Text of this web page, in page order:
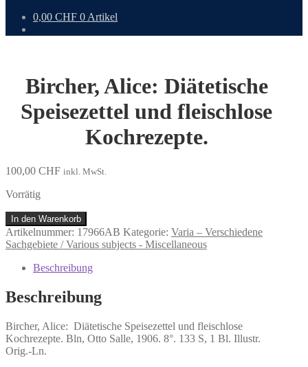
0,00 CHF 0 Artikel
Bircher, Alice: Diätetische
Speisezettel und fleischlose
Kochrezepte.
100,00 CHF inkl. MwSt.
Vorrätig
Bircher,
Alice:
Diätetische
Speisezettel
Kochrezepte.
Menge
In den Warenkorb
Artikelnummer: 17966AB Kategorie: Varia – Verschiedene
Sachgebiete / Various subjects - Miscellaneous
Beschreibung
Beschreibung
Bircher, Alice: Diätetische Speisezettel und fleischlose
Kochrezepte. Bln, Otto Salle, 1906. 8°. 133 S, 1 Bl. Illustr.
Orig.-Ln.